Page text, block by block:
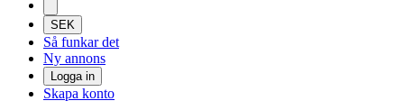
SEK
Så funkar det
Ny annons
Logga in
Skapa konto